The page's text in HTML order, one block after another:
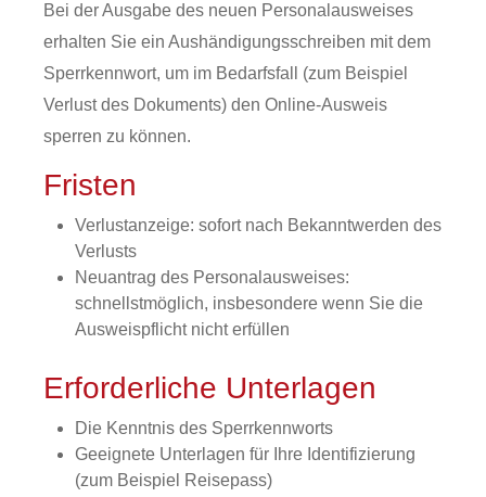
Bei der Ausgabe des neuen Personalausweises
erhalten Sie ein Aushändigungsschreiben mit dem
Sperrkennwort, um im Bedarfsfall (zum Beispiel
Verlust des Dokuments) den Online-Ausweis
sperren zu können.
Fristen
Verlustanzeige: sofort nach Bekanntwerden des
Verlusts
Neuantrag des Personalausweises:
schnellstmöglich, insbesondere wenn Sie die
Ausweispflicht nicht erfüllen
Erforderliche Unterlagen
Die Kenntnis des Sperrkennworts
Geeignete Unterlagen für Ihre Identifizierung
(zum Beispiel Reisepass)